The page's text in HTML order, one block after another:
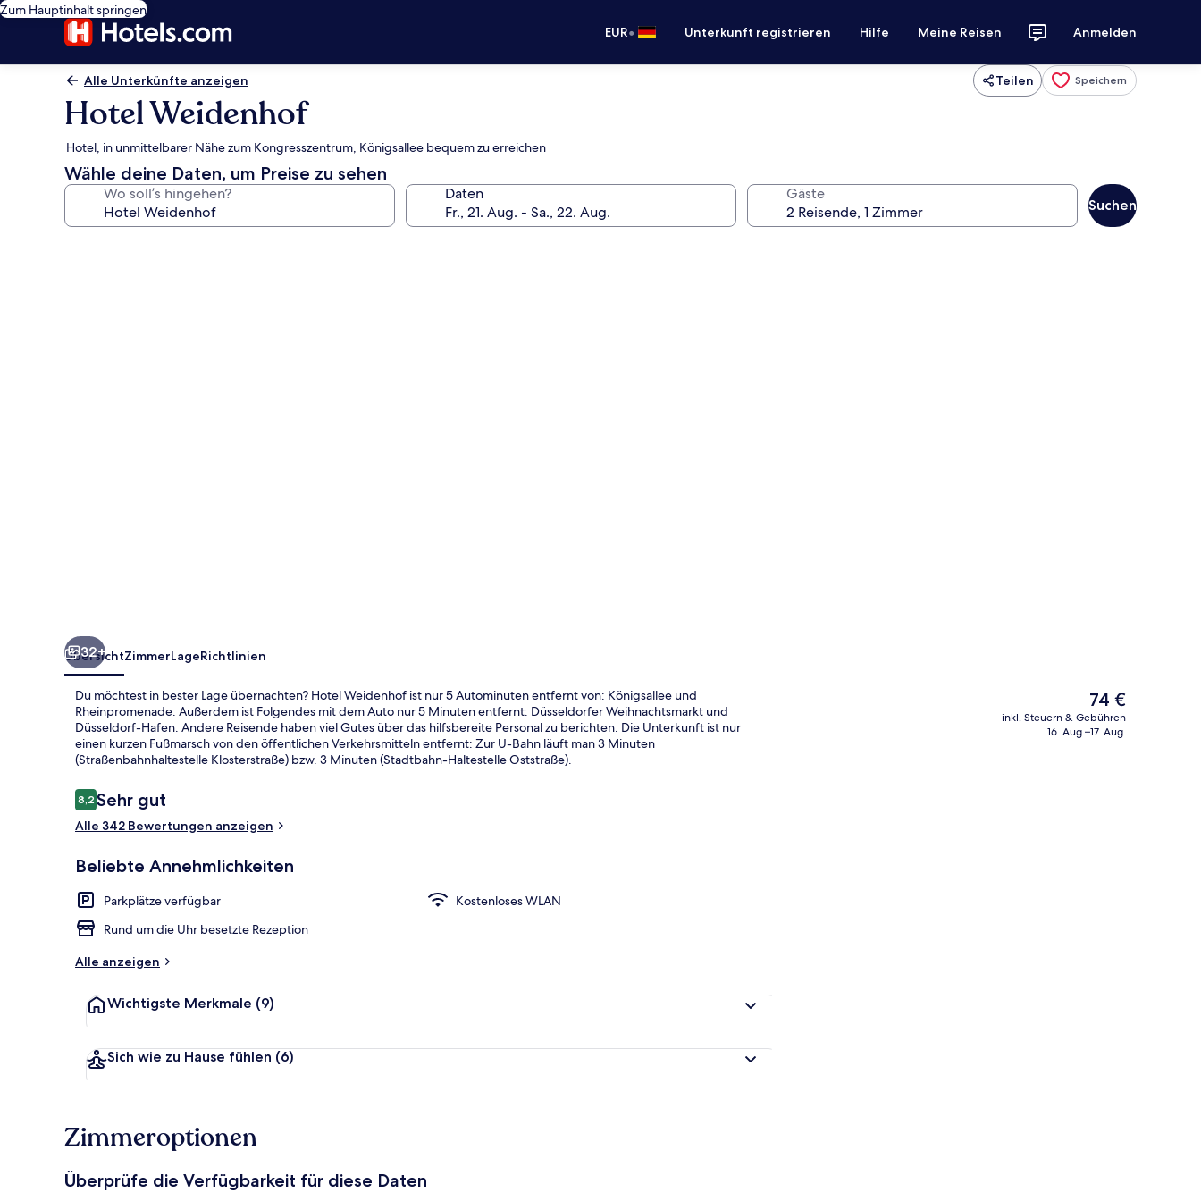
Zum Hauptinhalt springen
EUR• Unterkunft registrieren Hilfe Meine Reisen Anmelden
Alle Unterkünfte anzeigen Teilen Speichern
Hotel Weidenhof
Hotel, in unmittelbarer Nähe zum Kongresszentrum, Königsallee bequem zu erreichen
Wähle deine Daten, um Preise zu sehen
Wo soll’s hingehen? Daten Gäste
Suchen
Comfort-Doppelzimmer |
32+
ÜbersichtZimmerLageRichtlinien
Du möchtest in bester Lage übernachten? Hotel Weidenhof ist nur 5 Autominuten entfernt von: Königsallee und
Rheinpromenade. Außerdem ist Folgendes mit dem Auto nur 5 Minuten entfernt: Düsseldorfer Weihnachtsmarkt und
Düsseldorf-Hafen. Andere Reisende haben viel Gutes über das hilfsbereite Personal zu berichten. Die Unterkunft ist nur
einen kurzen Fußmarsch von den öffentlichen Verkehrsmitteln entfernt: Zur U-Bahn läuft man 3 Minuten
(Straßenbahnhaltestelle Klosterstraße) bzw. 3 Minuten (Stadtbahn-Haltestelle Oststraße).
Bewertungen
8,28,2 von 10.
Sehr gut
Alle 342 Bewertungen anzeigen
Beliebte Annehmlichkeiten
Parkplätze verfügbar
Kostenloses WLAN
Rund um die Uhr besetzte Rezeption
Alle anzeigen
Wichtigste Merkmale (9)
Sich wie zu Hause fühlen (6)
Der
aktuelle
Preis
74 €
inkl. Steuern & Gebühren
16. Aug.–17. Aug.
Zimmeroptionen
Überprüfe die Verfügbarkeit für diese Daten